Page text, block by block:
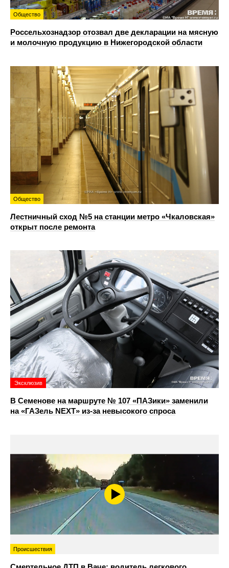
Общество
Россельхознадзор отозвал две декларации на мясную
и молочную продукцию в Нижегородской области
Общество
Лестничный сход №5 на станции метро «Чкаловская»
открыт после ремонта
Эксклюзив
В Семенове на маршруте № 107 «ПАЗики» заменили
на «ГАЗель NEXT» из‑за невысокого спроса
Происшествия